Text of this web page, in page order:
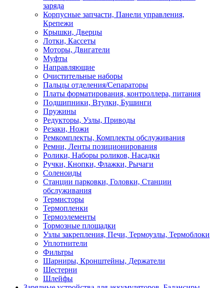
заряда
Корпусные запчасти, Панели управления,
Крепежи
Крышки, Дверцы
Лотки, Кассеты
Моторы, Двигатели
Муфты
Направляющие
Очистительные наборы
Пальцы отделения/Сепараторы
Платы форматирования, контроллера, питания
Подшипники, Втулки, Бушинги
Пружины
Редукторы, Узлы, Приводы
Резаки, Ножи
Ремкомплекты, Комплекты обслуживания
Ремни, Ленты позиционирования
Ролики, Наборы роликов, Насадки
Ручки, Кнопки, Флажки, Рычаги
Соленоиды
Станции парковки, Головки, Станции
обслуживания
Термисторы
Термопленки
Термоэлементы
Тормозные площадки
Узлы закрепления, Печи, Термоузлы, Термоблоки
Уплотнители
Фильтры
Шарниры, Кронштейны, Держатели
Шестерни
Шлейфы